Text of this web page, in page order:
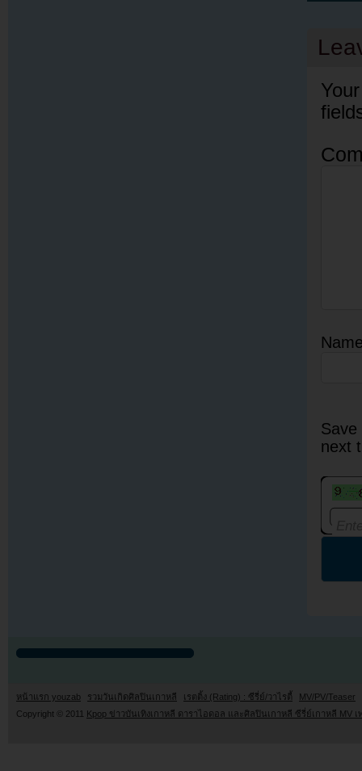
next
หน้าแรก youzab รวมวันเกิดศิลปินเกาหลี เรตติ้ง (Rating) : ซีรี่ย์/วาไรตี้
MV/PV/Teaser
Copyright © 2011 Kpop ข่าวบันเทิงเกาหลี ดาราไอดอล และศิลปินเกาหลี ซีรี่ย์เกาหลี MV